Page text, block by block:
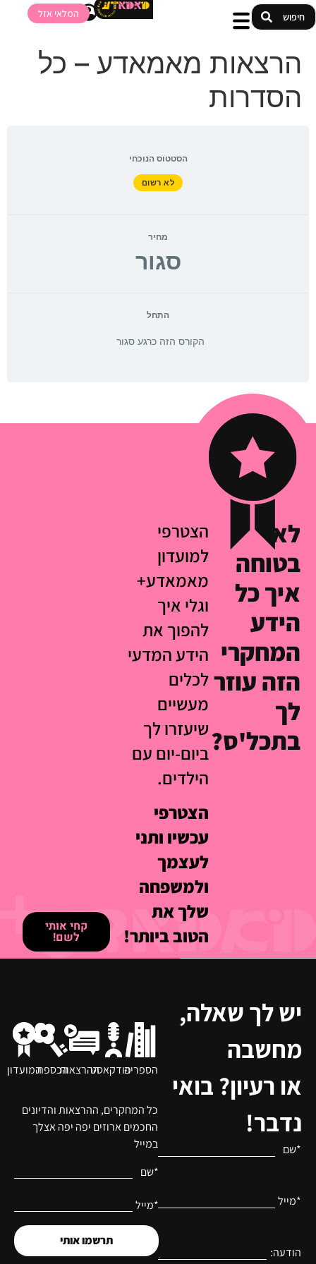
המלאי אזל
הרצאות מאמאדע – כל
הסדרות
הסטטוס הנוכחי
לא רשום
מחיר
סגור
התחל
הקורס הזה כרגע סגור
לא
בטוחה
איך כל
הידע
המחקרי
הזה עוזר
לך
בתכל'ס?
הצטרפי
למועדון
מאמאדע+
וגלי איך
להפוך את
הידע המדעי
לכלים
מעשיים
שיעזרו לך
ביום-יום עם
הילדים.
הצטרפי
עכשיו ותני
לעצמך
ולמשפחה
שלך את
הטוב ביותר!
קחי אותי
לשם!
יש לך שאלה,
מחשבה
או רעיון? בואי
נדבר!
*שם
*מייל
הודעה:
כל המחקרים, ההרצאות והדיונים
החכמים ארוזים יפה יפה אצלך
במייל
*שם
*מייל
תרשמו אותי
הספריהפודקאסטההרצאותהכספתהמועדון